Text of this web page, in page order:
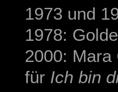
1973 und
1978:
2000:
für Ich bin